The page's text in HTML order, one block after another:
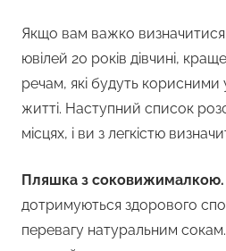
Якщо вам важко
ювілей 20 років дівчині,
речам, які будуть
житті. Наступний список
місцях, і ви з легкістю
Пляшка з соковижималкою.
дотримуються здорового
перевагу натуральним